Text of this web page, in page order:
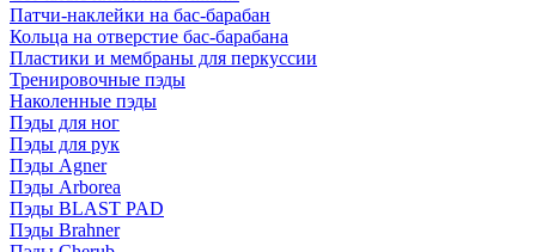
Патчи-наклейки на бас-барабан
Кольца на отверстие бас-барабана
Пластики и мембраны для перкуссии
Тренировочные пэды
Наколенные пэды
Пэды для ног
Пэды для рук
Пэды Agner
Пэды Arborea
Пэды BLAST PAD
Пэды Brahner